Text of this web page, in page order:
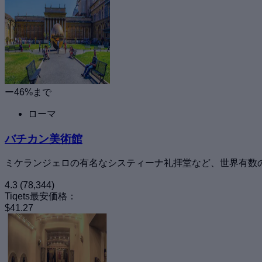
ー46%まで
ローマ
バチカン美術館
ミケランジェロの有名なシスティーナ礼拝堂など、世界有数
4.3 (78,344)
Tiqets最安価格：
$41.27